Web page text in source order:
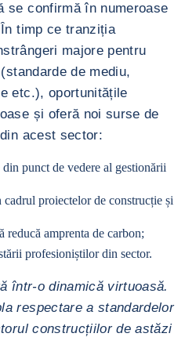
se confirmă în numeroase
timp ce tranziția
majore pentru
de mediu,
etc.), oportunitățile
și oferă noi surse de
acest sector:
punct de vedere al gestionării
proiectelor de construcție și
reducă amprenta de carbon;
profesioniștilor din sector.
într-o dinamică virtuoasă.
respectare a standardelor
construcțiilor de astăzi